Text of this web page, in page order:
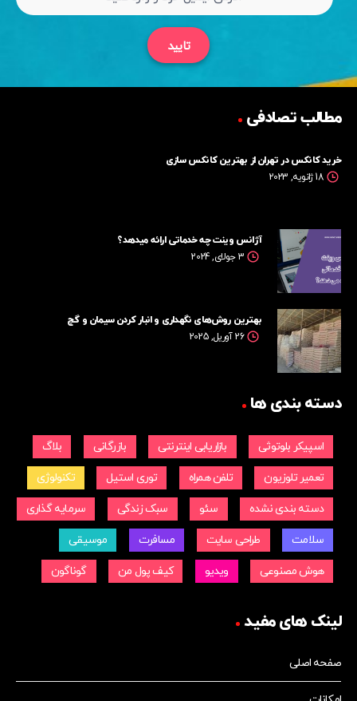
تایید
مطالب تصادفی
خرید کانکس در تهران از بهترین کانکس سازی
18 ژانویه, 2023
آژانس وینت چه خدماتی ارائه میدهد؟
3 جولای, 2024
بهترین روش‌های نگهداری و انبار کردن سیمان و گچ
26 آوریل, 2025
دسته بندی ها
اسپیکر بلوتوثی بازاریابی اینترنتی بازرگانی بلاگ
تعمیر تلوزیون تلفن همراه توری استیل تکنولوژی
دسته بندی نشده سئو سبک زندگی سرمایه گذاری
سلامت طراحی سایت مسافرت موسیقی
هوش مصنوعی ویدیو کیف پول من گوناگون
لینک های مفید
صفحه اصلی